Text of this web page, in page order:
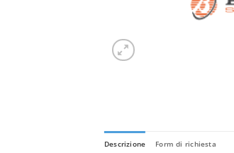
Descrizione Form di richiesta